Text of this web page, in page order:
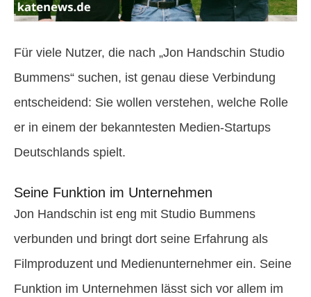
Für viele Nutzer, die nach „Jon Handschin Studio
Bummens“ suchen, ist genau diese Verbindung
entscheidend: Sie wollen verstehen, welche Rolle
er in einem der bekanntesten Medien-Startups
Deutschlands spielt.
Seine Funktion im Unternehmen
Jon Handschin ist eng mit Studio Bummens
verbunden und bringt dort seine Erfahrung als
Filmproduzent und Medienunternehmer ein. Seine
Funktion im Unternehmen lässt sich vor allem im